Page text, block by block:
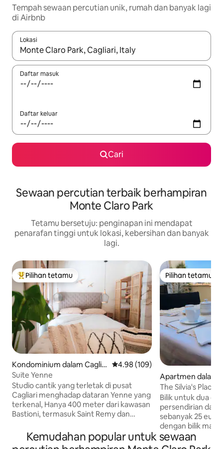
Tempah sewaan percutian unik, rumah dan banyak lagi
di Airbnb
Lokasi
Apabila hasil tersedia, navigasi dengan kekunci anak panah
Daftar masuk
Daftar keluar
Cari
Sewaan percutian terbaik berhampiran
Monte Claro Park
Tetamu bersetuju: penginapan ini mendapat
penarafan tinggi untuk lokasi, kebersihan dan banyak
lagi.
Pilihan utama tetamu
Pilihan tetamu
Kondominium dalam Caglia
ri
Penarafan purata 4.98 daripada
4.98 (109)
Suite Yenne
Studio cantik yang terletak di pusat
Cagliari menghadap dataran Yenne yang
terkenal, Hanya 400 meter dari kawasan
Bastioni, termasuk Saint Remy dan
tengah-tengah kehidupan malam,
penuh dengan kelab, restoran dan kedai
Pilihan tetamu
Pilihan tetamu
Apartmen dalam
The Silvia's Place
Bilik untuk dua
persendirian dan
sebanyak 25
dengan bilik
dua orang lagi
sama
Kemudahan popular untuk sewaan